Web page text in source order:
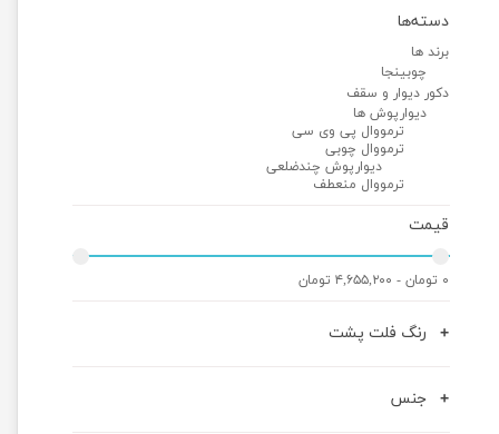
دسته‌ها
برند ها
چوبینجا
دکور دیوار و سقف
دیوارپوش ها
ترمووال پی وی سی
ترمووال چوبی
دیوارپوش چندضلعی
ترمووال منعطف
قیمت
۰ تومان - ۴,۶۵۵,۲۰۰ تومان
رنگ فلت پشت
جنس